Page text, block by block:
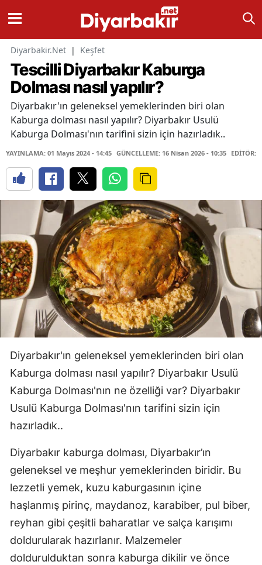
Diyarbakir.Net | Keşfet
Tescilli Diyarbakır Kaburga
Dolması nasıl yapılır?
Diyarbakır'ın geleneksel yemeklerinden biri olan
Kaburga dolması nasıl yapılır? Diyarbakır Usulü
Kaburga Dolması'nın tarifini sizin için hazırladık..
YAYINLAMA: 01 Mayıs 2024 - 14:45 GÜNCELLEME: 16 Nisan 2026 - 10:35 EDİTÖR:
Diyarbakır'ın geleneksel yemeklerinden biri olan
Kaburga dolması nasıl yapılır? Diyarbakır Usulü
Kaburga Dolması'nın ne özelliği var? Diyarbakır
Usulü Kaburga Dolması'nın tarifini sizin için
hazırladık..
Diyarbakır kaburga dolması, Diyarbakır’ın
geleneksel ve meşhur yemeklerinden biridir. Bu
lezzetli yemek, kuzu kaburgasının içine
haşlanmış pirinç, maydanoz, karabiber, pul biber,
reyhan gibi çeşitli baharatlar ve salça karışımı
doldurularak hazırlanır. Malzemeler
doldurulduktan sonra kaburga dikilir ve önce